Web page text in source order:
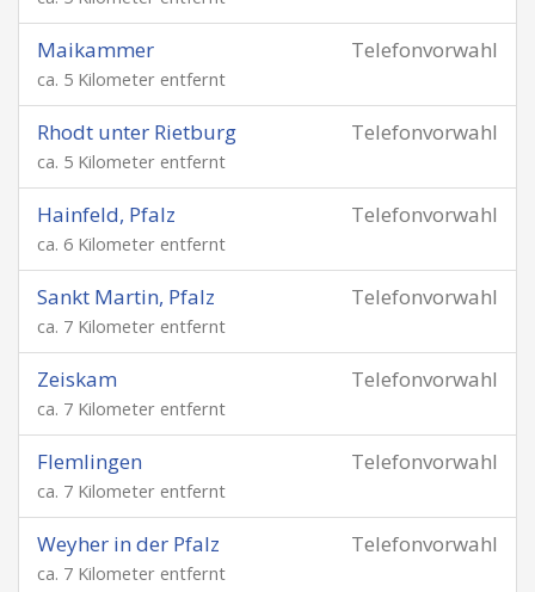
Telefonvorwahl
Maikammer
ca. 5 Kilometer entfernt
Telefonvorwahl
Rhodt unter Rietburg
ca. 5 Kilometer entfernt
Telefonvorwahl
Hainfeld, Pfalz
ca. 6 Kilometer entfernt
Telefonvorwahl
Sankt Martin, Pfalz
ca. 7 Kilometer entfernt
Telefonvorwahl
Zeiskam
ca. 7 Kilometer entfernt
Telefonvorwahl
Flemlingen
ca. 7 Kilometer entfernt
Telefonvorwahl
Weyher in der Pfalz
ca. 7 Kilometer entfernt